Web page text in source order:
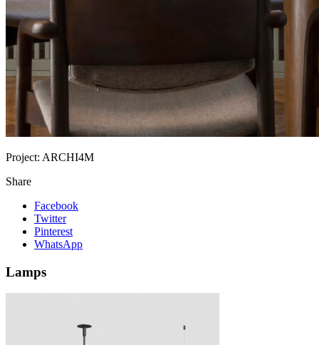
Project: ARCHI4M
Share
Facebook
Twitter
Pinterest
WhatsApp
Lamps